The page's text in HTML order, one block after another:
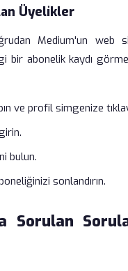
Üyelikler
Medium'un web
bir abonelik kaydı
ve profil simgenize
bulun.
sonlandırın.
Sorulan